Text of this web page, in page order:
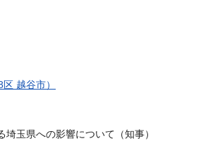
区 越谷市）
埼玉県への影響について（知事）